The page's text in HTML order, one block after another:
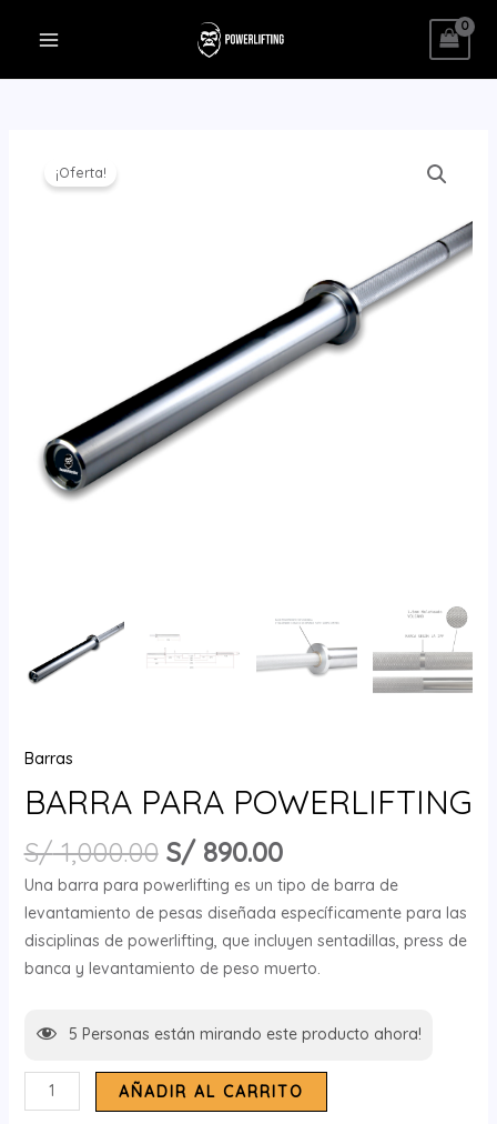
¡Oferta!
Barras
BARRA PARA POWERLIFTING
S/1,000.00 S/890.00
Una barra para powerlifting es un tipo de barra de
levantamiento de pesas diseñada específicamente para las
disciplinas de powerlifting, que incluyen sentadillas, press de
banca y levantamiento de peso muerto.
5 Personas están mirando este producto ahora!
AÑADIR AL CARRITO